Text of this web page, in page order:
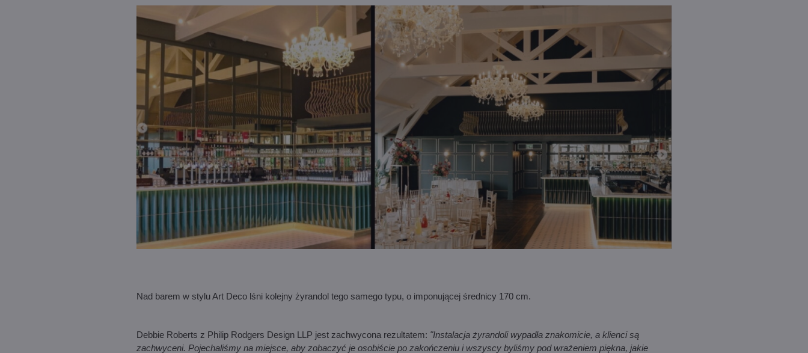
Nad barem w stylu Art Deco lśni kolejny żyrandol tego samego typu, o imponującej średnicy 170 cm.
Debbie Roberts z Philip Rodgers Design LLP jest zachwycona rezultatem: "Instalacja żyrandoli wypadła znakomicie, a klienci są
zachwyceni. Pojechaliśmy na miejsce, aby zobaczyć je osobiście po zakończeniu i wszyscy byliśmy pod wrażeniem piękna, jakie